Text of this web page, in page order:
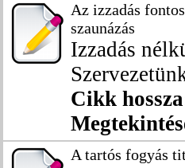
Az izzadás
szaunázás
Izzadás
Cikk
A tartós fogyás